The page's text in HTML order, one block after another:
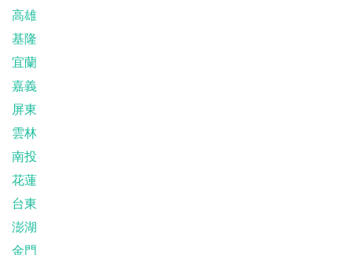
高雄
基隆
宜蘭
嘉義
屏東
雲林
南投
花蓮
台東
澎湖
金門